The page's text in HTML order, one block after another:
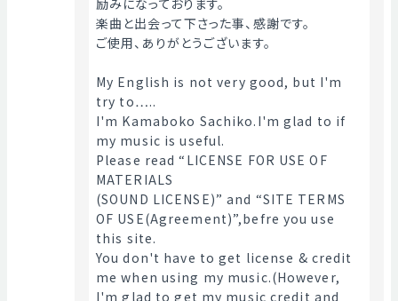
励みになっております。
楽曲と出会って下さった事、感謝です。
ご使用、ありがとうございます。
My English is not very good, but I'm
try to…..
I'm Kamaboko Sachiko.I'm glad to if
my music is useful.
Please read “LICENSE FOR USE OF
MATERIALS
(SOUND LICENSE)” and “SITE TERMS
OF USE(Agreement)”,befre you use
this site.
You don't have to get license & credit
me when using my music.(However,
I'm glad to get my music credit and